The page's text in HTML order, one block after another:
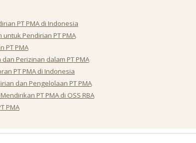
PT PMA di Indonesia
Pendirian PT PMA
PT PMA
Perizinan dalam PT PMA
PT PMA di Indonesia
dan Pengelolaan PT PMA
PT PMA di OSS RBA
PMA